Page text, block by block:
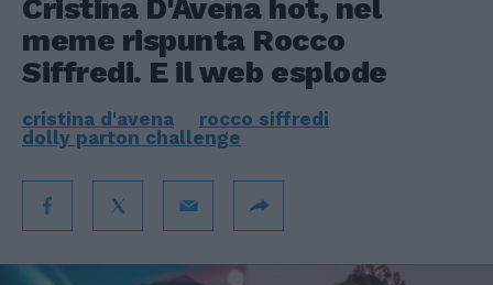
Cristina D'Avena hot, nel
meme rispunta Rocco
Siffredi. E il web esplode
cristina d'avena
rocco siffredi
dolly parton challenge